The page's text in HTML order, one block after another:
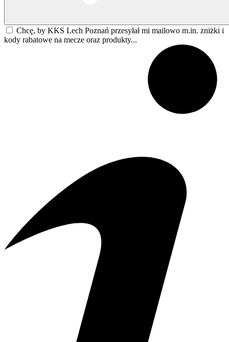
Chcę, by KKS Lech Poznań przesyłał mi mailowo m.in. zniżki i
kody rabatowe na mecze oraz produkty...